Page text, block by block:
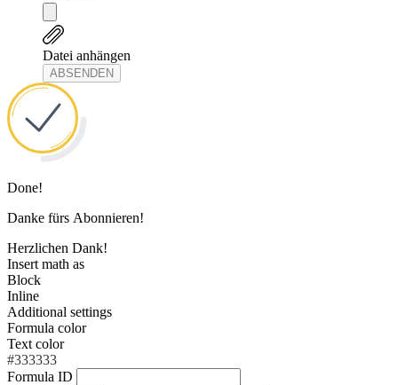
Datei anhängen
ABSENDEN
Done!
Danke fürs Abonnieren!
Herzlichen Dank!
Insert math as
Block
Inline
Additional settings
Formula color
Text color
#333333
Formula ID